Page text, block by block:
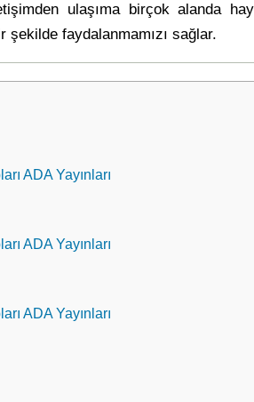
ulaşıma birçok alanda
şekilde faydalanmamızı sağlar.
ADA Yayınları
ADA Yayınları
ADA Yayınları